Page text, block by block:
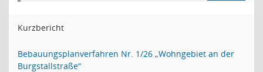
Kurzbericht
Bebauungsplanverfahren Nr. 1/26 „Wohngebiet an der
Burgstallstraße“